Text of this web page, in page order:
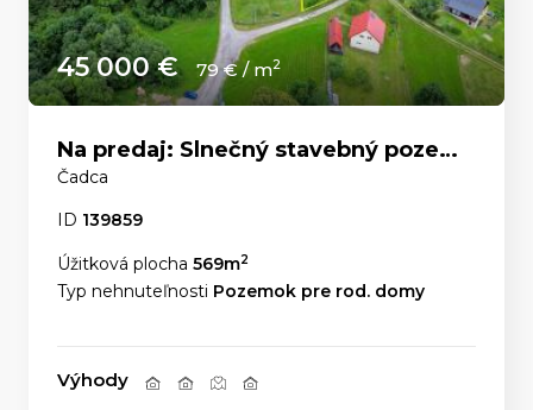
45 000 € 79 € / m2
Na predaj: Slnečný stavebný pozemok 569 m² – Čadca, časť U Líšky
Čadca
ID 139859
Úžitková plocha 569m2
Typ nehnuteľnosti Pozemok pre rod. domy
Výhody